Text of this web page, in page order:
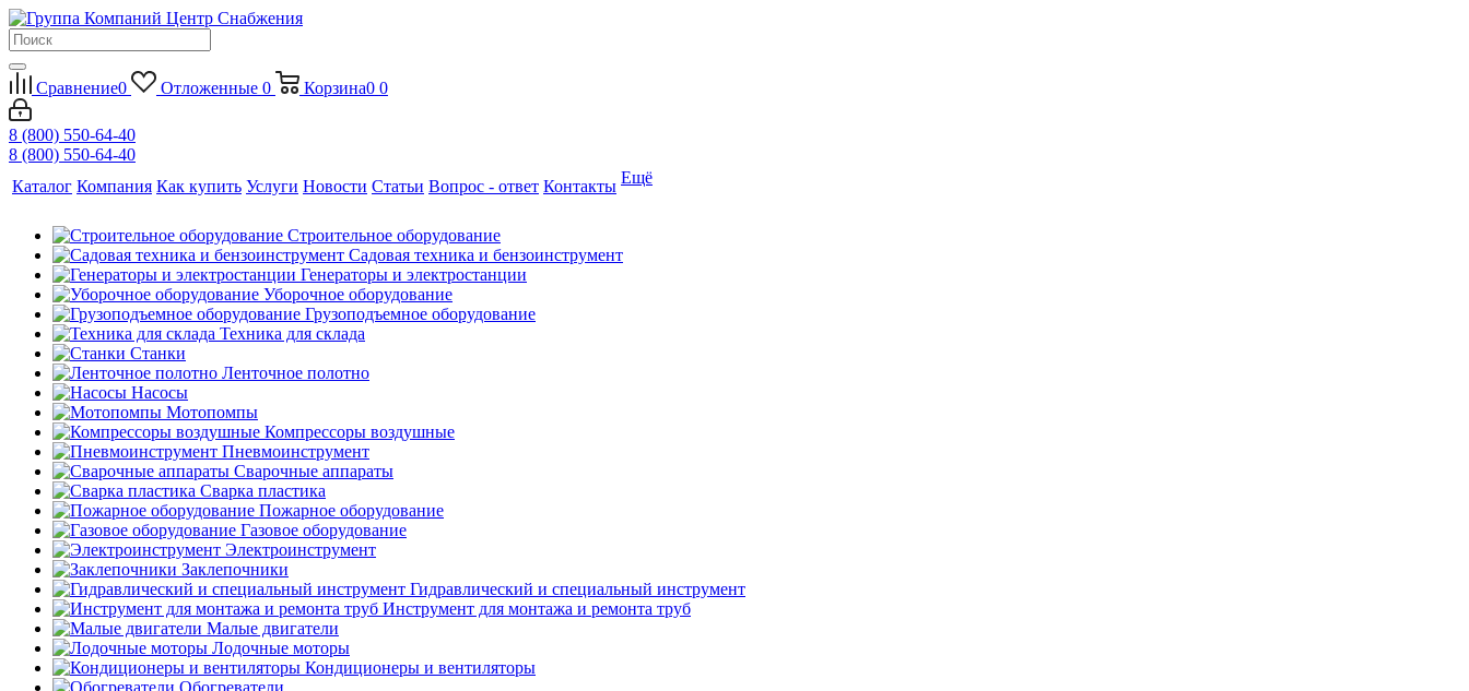
Сравнение0 Отложенные 0 Корзина0 0
8 (800) 550-64-40
8 (800) 550-64-40
Каталог Компания Как купить Услуги Новости Статьи Вопрос - ответ Контакты Ещё
Строительное оборудование
Садовая техника и бензоинструмент
Генераторы и электростанции
Уборочное оборудование
Грузоподъемное оборудование
Техника для склада
Станки
Ленточное полотно
Насосы
Мотопомпы
Компрессоры воздушные
Пневмоинструмент
Сварочные аппараты
Сварка пластика
Пожарное оборудование
Газовое оборудование
Электроинструмент
Заклепочники
Гидравлический и специальный инструмент
Инструмент для монтажа и ремонта труб
Малые двигатели
Лодочные моторы
Кондиционеры и вентиляторы
Обогреватели